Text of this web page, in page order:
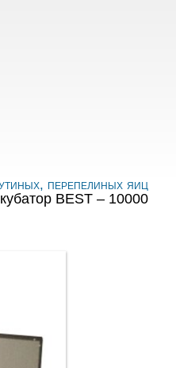
перепелиных яиц
BEST – 10000